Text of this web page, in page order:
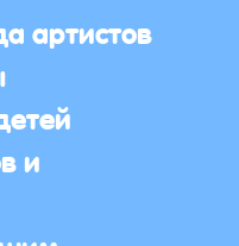
артистов
и